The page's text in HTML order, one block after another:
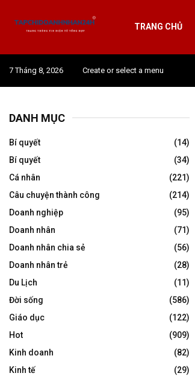
TRANG CHỦ
7 Tháng 8, 2026 Create or select a menu
DANH MỤC
Bí quyết
(14)
Bí quyết
(34)
Cá nhân
(221)
Câu chuyện thành công
(214)
Doanh nghiệp
(95)
Doanh nhân
(71)
Doanh nhân chia sẻ
(56)
Doanh nhân trẻ
(28)
Du Lịch
(11)
Đời sống
(586)
Giáo dục
(122)
Hot
(909)
Kinh doanh
(82)
Kinh tế
(29)